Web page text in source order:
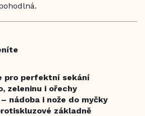
pro perfektní sekání
zeleninu i ořechy
nádoba i nože do myčky
základně